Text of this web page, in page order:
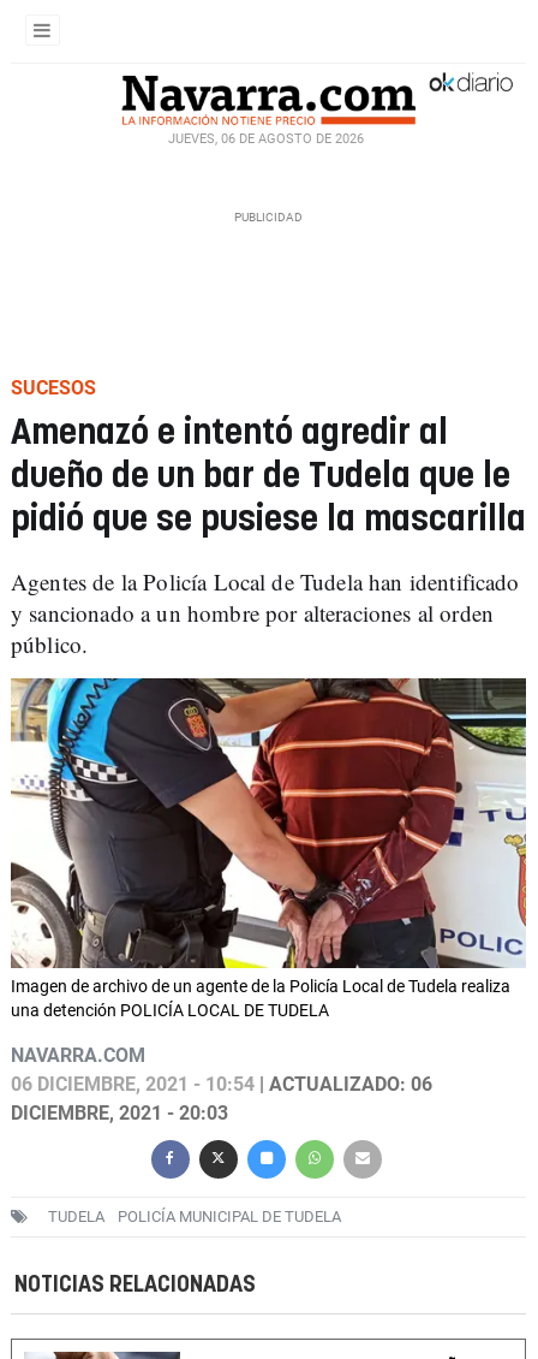
JUEVES, 06 DE AGOSTO DE 2026
SUCESOS
Amenazó e intentó agredir al
dueño de un bar de Tudela que le
pidió que se pusiese la mascarilla
Agentes de la Policía Local de Tudela han identificado
y sancionado a un hombre por alteraciones al orden
público.
Imagen de archivo de un agente de la Policía Local de Tudela realiza
una detención POLICÍA LOCAL DE TUDELA
NAVARRA.COM
06 DICIEMBRE, 2021 - 10:54 | ACTUALIZADO: 06
DICIEMBRE, 2021 - 20:03
TUDELA POLICÍA MUNICIPAL DE TUDELA
NOTICIAS RELACIONADAS